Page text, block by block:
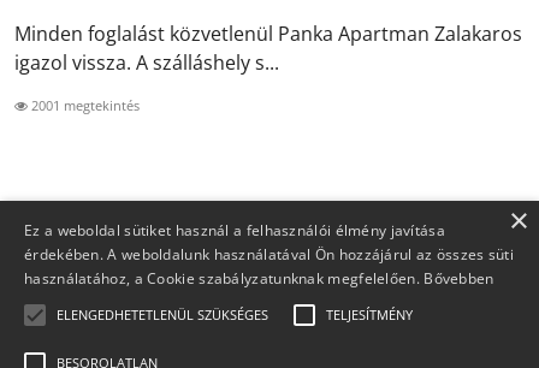
Minden foglalást közvetlenül Panka Apartman Zalakaros
igazol vissza. A szálláshely s...
2001 megtekintés
×
Ez a weboldal sütiket használ a felhasználói élmény javítása
érdekében. A weboldalunk használatával Ön hozzájárul az összes süti
használatához, a Cookie szabályzatunknak megfelelően. Bővebben
ELENGEDHETETLENÜL SZÜKSÉGES TELJESÍTMÉNY
BESOROLATLAN